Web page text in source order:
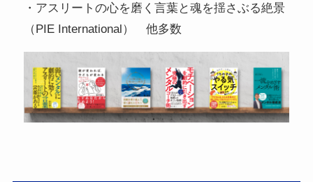
・アスリートの心を磨く言葉と魂を揺さぶる絶景
（PIE International） 他多数